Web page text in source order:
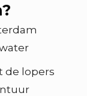
de lopers